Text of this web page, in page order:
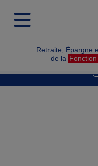
Retraite, Épargne
de la
Nos